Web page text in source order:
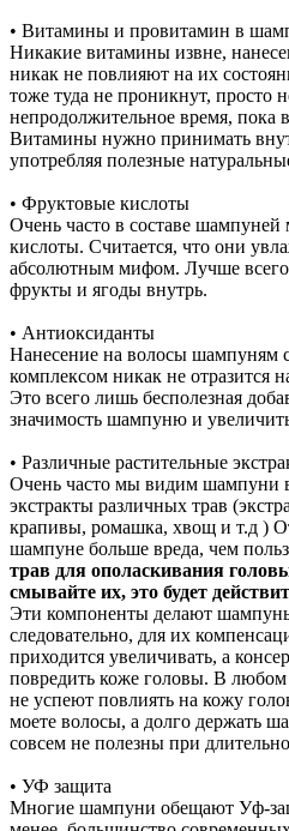
• Витамины и провитамин в
Никакие витамины извне,
никак не повлияют на их
тоже туда не проникнут, просто
непродолжительное время, пока
Витамины нужно принимать
употребляя полезные
• Фруктовые кислоты
Очень часто в составе
кислоты. Считается, что они
абсолютным мифом. Лучше всего
фрукты и ягоды внутрь.
• Антиоксиданты
Нанесение на волосы шампуням
комплексом никак не отразится
Это всего лишь бесполезная
значимость шампуню и
• Различные растительные
Очень часто мы видим шампуни в
экстракты различных трав
крапивы, ромашка, хвощ и т.д )
шампуне больше вреда, чем
трав для ополаскивания
смывайте их, это будет
Эти компоненты делают
следовательно, для их
приходится увеличивать, а
повредить коже головы. В любом
не успеют повлиять на кожу
моете волосы, а долго держать
совсем не полезны при
• УФ защита
Многие шампуни обещают Уф-